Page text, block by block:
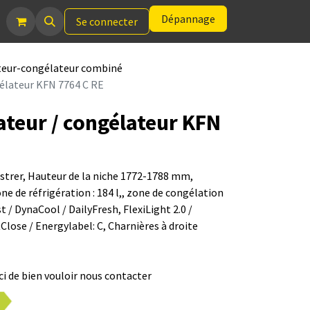
Se connecter Dépannage
congélateur combiné
KFN 7764 C RE
/ congélateur KFN
Hauteur de la niche 1772-1788 mm,
de réfrigération : 184 l,, zone de congélation
/ DynaCool / DailyFresh, FlexiLight 2.0 /
/ Energylabel: C, Charnières à droite
de bien vouloir nous contacter